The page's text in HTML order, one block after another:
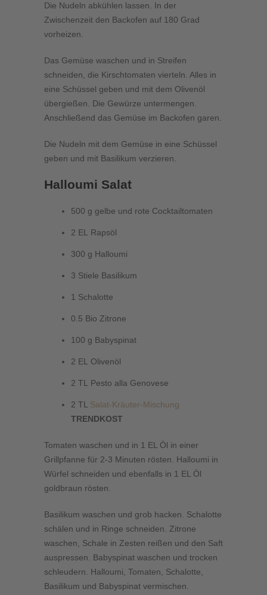
Die Nudeln abkühlen lassen. In der
Zwischenzeit den Backofen auf 180 Grad
vorheizen.
Das Gemüse waschen und in Streifen
schneiden, die Kirschtomaten vierteln. Alles in
eine Schüssel geben und mit dem Olivenöl
übergießen. Die Gewürze untermengen.
Anschließend das Gemüse im Backofen garen.
Die Nudeln mit dem Gemüse in eine Schüssel
geben und mit Basilikum verzieren.
Halloumi Salat
500 g gelbe und rote Cocktailtomaten
2 EL Rapsöl
300 g Halloumi
3 Stiele Basilikum
1 Schalotte
0.5 Bio Zitrone
100 g Babyspinat
2 EL Olivenöl
2 TL Pesto alla Genovese
2 TL Salat-Kräuter-Mischung
TRENDKOST
Tomaten waschen und in 1 EL Öl in einer
Grillpfanne für 2-3 Minuten rösten. Halloumi in
Würfel schneiden und ebenfalls in 1 EL Öl
goldbraun rösten.
Basilikum waschen und grob hacken. Schalotte
schälen und in Ringe schneiden. Zitrone
waschen, Schale in Zesten reißen und den Saft
auspressen. Babyspinat waschen und trocken
schleudern. Halloumi, Tomaten, Schalotte,
Basilikum und Babyspinat vermischen.